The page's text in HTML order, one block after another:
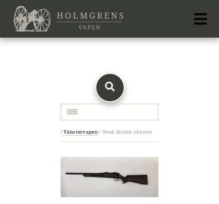
/ Vänstervapen / Steel Action vänster